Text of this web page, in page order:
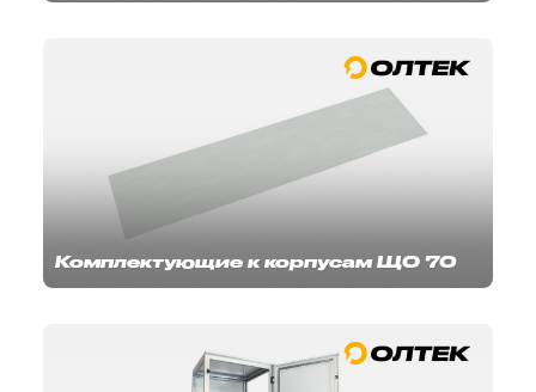
Комплектующие к корпусам ЩО 70